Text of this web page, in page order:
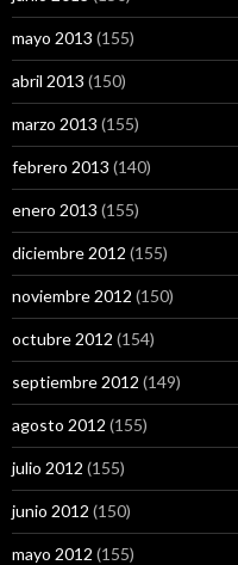
mayo 2013 (155)
abril 2013 (150)
marzo 2013 (155)
febrero 2013 (140)
enero 2013 (155)
diciembre 2012 (155)
noviembre 2012 (150)
octubre 2012 (154)
septiembre 2012 (149)
agosto 2012 (155)
julio 2012 (155)
junio 2012 (150)
mayo 2012 (155)